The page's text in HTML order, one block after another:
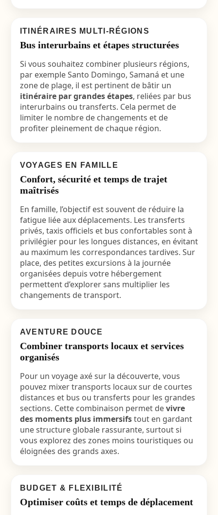
ITINÉRAIRES MULTI-RÉGIONS
Bus interurbains et étapes structurées
Si vous souhaitez combiner plusieurs régions,
par exemple Santo Domingo, Samaná et une
zone de plage, il est pertinent de bâtir un
itinéraire par grandes étapes, reliées par bus
interurbains ou transferts. Cela permet de
limiter le nombre de changements et de
profiter pleinement de chaque région.
VOYAGES EN FAMILLE
Confort, sécurité et temps de trajet
maîtrisés
En famille, l’objectif est souvent de réduire la
fatigue liée aux déplacements. Les transferts
privés, taxis officiels et bus confortables sont à
privilégier pour les longues distances, en évitant
au maximum les correspondances tardives. Sur
place, des petites excursions à la journée
organisées depuis votre hébergement
permettent d’explorer sans multiplier les
changements de transport.
AVENTURE DOUCE
Combiner transports locaux et services
organisés
Pour un voyage axé sur la découverte, vous
pouvez mixer transports locaux sur de courtes
distances et bus ou transferts pour les grandes
sections. Cette combinaison permet devivre
des moments plus immersifstout en gardant
une structure globale rassurante, surtout si
vous explorez des zones moins touristiques ou
éloignées des grands axes.
BUDGET & FLEXIBILITÉ
Optimiser coûts et temps de déplacement